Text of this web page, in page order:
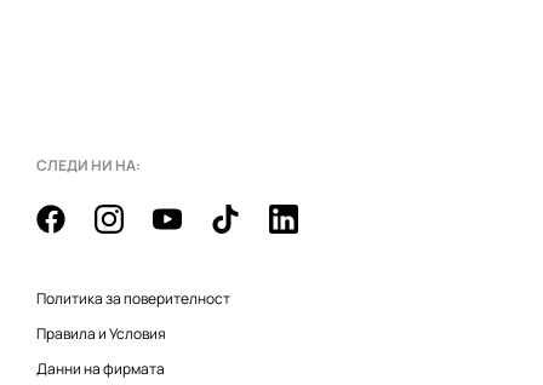
СЛЕДИ НИ НА:
Политика за поверителност
Правила и Условия
Данни на фирмата